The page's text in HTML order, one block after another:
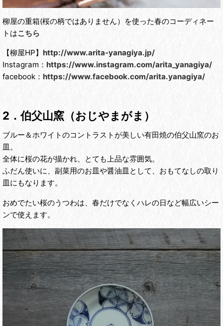
柳屋の重箱(桜の柄ではありません）を使った春のコーディネー
トはこちら
【柳屋HP】 http://www.arita-yanagiya.jp/
Instagram： https://www.instagram.com/arita_yanagiya/
facebook： https://www.facebook.com/arita.yanagiya/
2．伯父山窯（おじやまがま）
ブルー＆ホワイトのコントラストが美しい有田焼の伯父山窯のお
皿。
全体に桜の花が描かれ、とても上品な雰囲気。
ふだん使いに、副菜用のお皿や醤油皿として、おもてなしの取り
皿にもなります。
おめでたい桜のうつわは、春だけでなくハレの日など幅広いシー
ンで使えます。